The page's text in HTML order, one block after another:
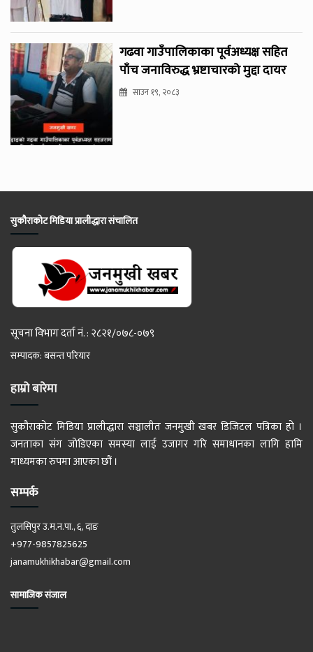
गढवा गाउँपालिकाका पूर्वअध्यक्ष सहित
पाँच जनाविरुद्ध भ्रष्टाचारको मुद्दा दायर
साउन १९, २०८३
सुकौराकोट मिडिया प्रालीद्धारा संचालित
सूचना विभाग दर्ता नं. : २८२१/०७८-०७९
सम्पादक: बसन्त परियार
हाम्रो बारेमा
सुकौराकोट मिडिया प्रालीद्धारा सञ्चालीत जनमुखी खबर डिजिटल पत्रिका हो ।
जनताका संग जोडिएका समस्या लाई उजागर गरि समाधानका लागि हामि
माध्यमका रुपमा आएका छौं ।
सम्पर्क
तुलसिपुर उ.म.न.पा., ६, दाङ
+977-9857825625
janamukhikhabar@gmail.com
सामाजिक संजाल